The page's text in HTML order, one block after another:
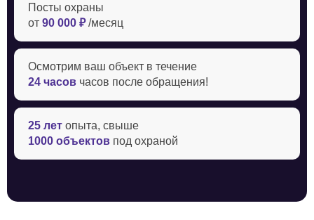
Посты охраны
от 90 000 ₽/месяц
Осмотрим ваш объект в течение ‍
24 часов часов после обращения!
25 лет опыта, свыше
1000 объектов под охраной